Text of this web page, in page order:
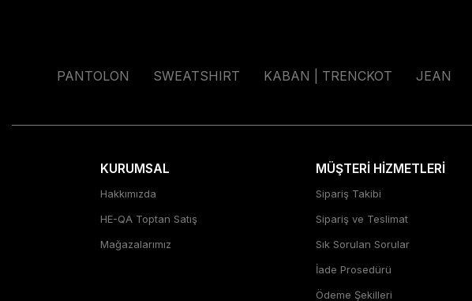
PANTOLON SWEATSHIRT KABAN | TRENCKOT JEAN
KURUMSAL
Hakkımızda
HE-QA Toptan Satış
Mağazalarımız
MÜŞTERİ HİZMETLERİ
Sipariş Takibi
Sipariş ve Teslimat
Sık Sorulan Sorular
İade Prosedürü
Ödeme Şekilleri